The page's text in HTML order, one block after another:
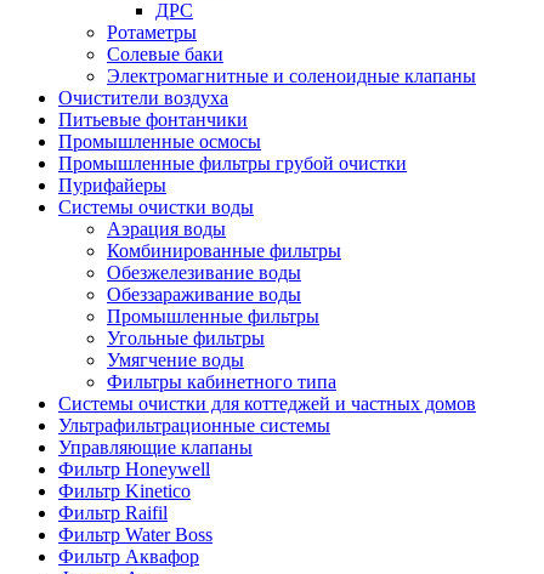
ДРС
Ротаметры
Солевые баки
Электромагнитные и соленоидные клапаны
Очистители воздуха
Питьевые фонтанчики
Промышленные осмосы
Промышленные фильтры грубой очистки
Пурифайеры
Системы очистки воды
Аэрация воды
Комбинированные фильтры
Обезжелезивание воды
Обеззараживание воды
Промышленные фильтры
Угольные фильтры
Умягчение воды
Фильтры кабинетного типа
Системы очистки для коттеджей и частных домов
Ультрафильтрационные системы
Управляющие клапаны
Фильтр Honeywell
Фильтр Kinetico
Фильтр Raifil
Фильтр Water Boss
Фильтр Аквафор